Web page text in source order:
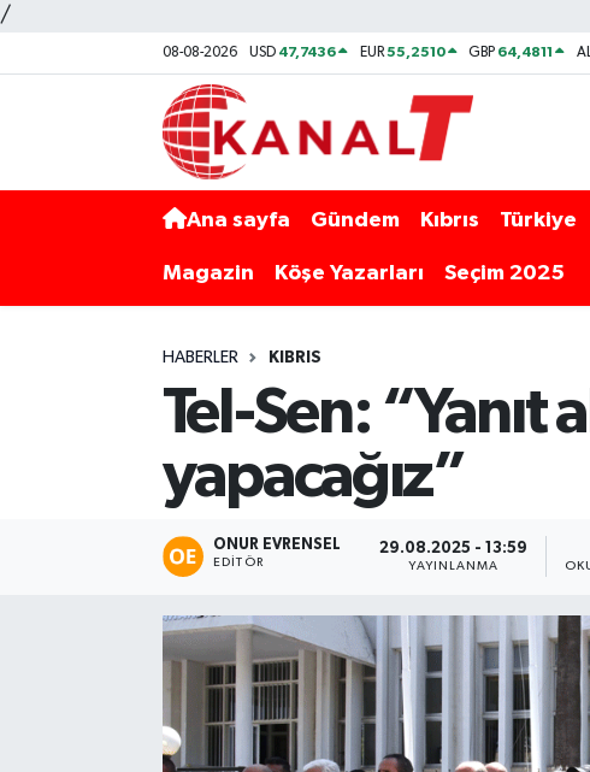
/
08-08-2026 USD 47,7436 EUR55,2510 GBP 64,4811
Ana sayfa Gündem Kıbrıs Türkiye
Magazin Köşe Yazarları Seçim 2025
HABERLER KIBRIS
Tel-Sen: “Yanıt
yapacağız”
ONUR EVRENSEL
EDITÖR
29.08.2025 - 13:59
YAYINLANMA